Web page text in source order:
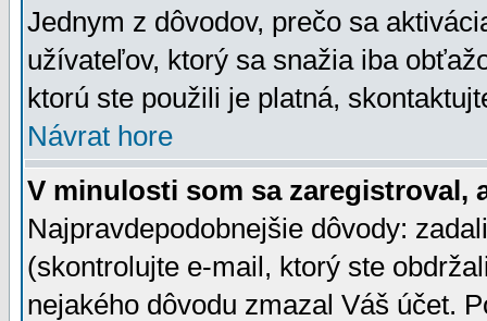
Jednym z dôvodov, prečo sa
užívateľov, ktorý sa snažia iba
ktorú ste použili je platná,
Návrat hore
V minulosti som sa zaregistroval,
Najpravdepodobnejšie dôvody:
(skontrolujte e-mail, ktorý ste
nejakého dôvodu zmazal Váš účet.